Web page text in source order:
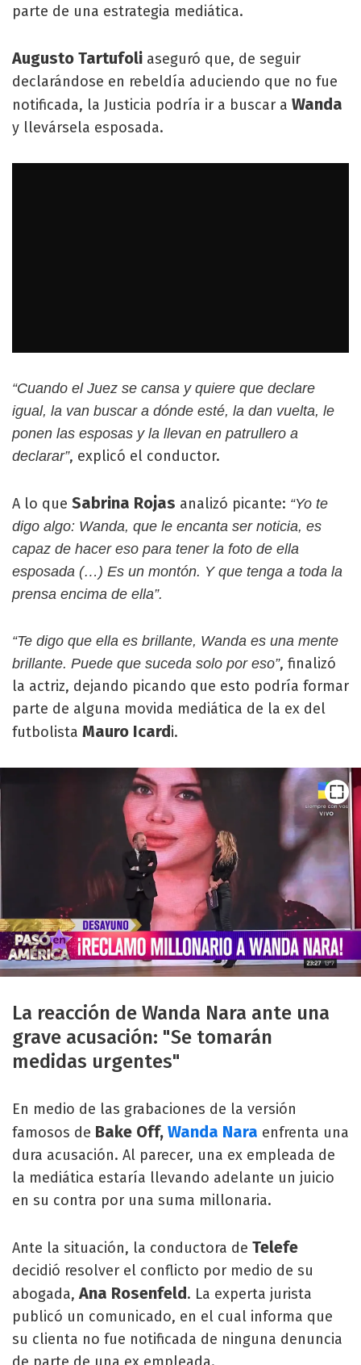
parte de una estrategia mediática.
Augusto Tartufoli aseguró que, de seguir
declarándose en rebeldía aduciendo que no fue
notificada, la Justicia podría ir a buscar a Wanda
y llevársela esposada.
“Cuando el Juez se cansa y quiere que declare
igual, la van buscar a dónde esté, la dan vuelta, le
ponen las esposas y la llevan en patrullero a
declarar”, explicó el conductor.
A lo que Sabrina Rojas analizó picante: “Yo te
digo algo: Wanda, que le encanta ser noticia, es
capaz de hacer eso para tener la foto de ella
esposada (…) Es un montón. Y que tenga a toda la
prensa encima de ella”.
“Te digo que ella es brillante, Wanda es una mente
brillante. Puede que suceda solo por eso”, finalizó
la actriz, dejando picando que esto podría formar
parte de alguna movida mediática de la ex del
futbolista Mauro Icardi.
La reacción de Wanda Nara ante una
grave acusación: "Se tomarán
medidas urgentes"
En medio de las grabaciones de la versión
famosos de Bake Off, Wanda Nara enfrenta una
dura acusación. Al parecer, una ex empleada de
la mediática estaría llevando adelante un juicio
en su contra por una suma millonaria.
Ante la situación, la conductora de Telefe
decidió resolver el conflicto por medio de su
abogada,Ana Rosenfeld. La experta jurista
publicó un comunicado, en el cual informa que
su clienta no fue notificada de ninguna denuncia